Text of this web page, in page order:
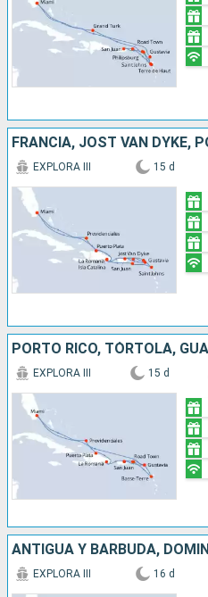
EXPLORA III 15 d
EXPLORA III 15 d
EXPLORA III 16 d